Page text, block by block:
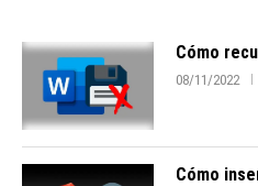
Cómo
08/11/2022
Cómo